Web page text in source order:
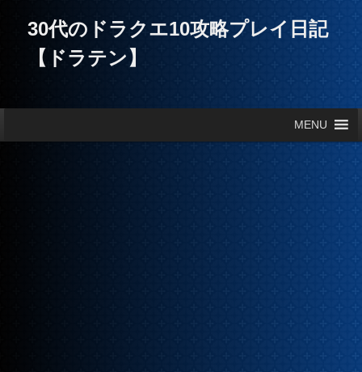
30代のドラクエ10攻略プレイ日記
【ドラテン】
MENU